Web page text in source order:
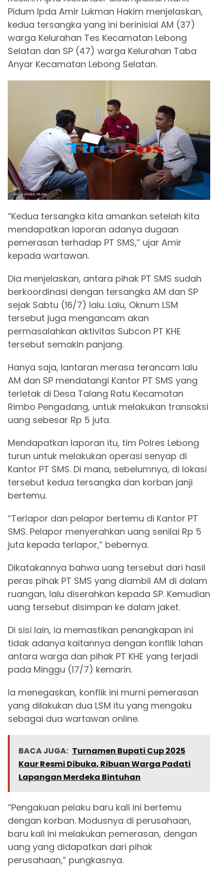
Pidum Ipda Amir Lukman Hakim menjelaskan,
kedua tersangka yang ini berinisial AM (37)
warga Kelurahan Tes Kecamatan Lebong
Selatan dan SP (47) warga Kelurahan Taba
Anyar Kecamatan Lebong Selatan.
“Kedua tersangka kita amankan setelah kita
mendapatkan laporan adanya dugaan
pemerasan terhadap PT SMS,” ujar Amir
kepada wartawan.
Dia menjelaskan, antara pihak PT SMS sudah
berkoordinasi dengan tersangka AM dan SP
sejak Sabtu (16/7) lalu. Lalu, Oknum LSM
tersebut juga mengancam akan
permasalahkan aktivitas Subcon PT KHE
tersebut semakin panjang.
Hanya saja, lantaran merasa terancam lalu
AM dan SP mendatangi Kantor PT SMS yang
terletak di Desa Talang Ratu Kecamatan
Rimbo Pengadang, untuk melakukan transaksi
uang sebesar Rp 5 juta.
Mendapatkan laporan itu, tim Polres Lebong
turun untuk melakukan operasi senyap di
Kantor PT SMS. Di mana, sebelumnya, di lokasi
tersebut kedua tersangka dan korban janji
bertemu.
“Terlapor dan pelapor bertemu di Kantor PT
SMS. Pelapor menyerahkan uang senilai Rp 5
juta kepada terlapor,” bebernya.
Dikatakannya bahwa uang tersebut dari hasil
peras pihak PT SMS yang diambil AM di dalam
ruangan, lalu diserahkan kepada SP. Kemudian
uang tersebut disimpan ke dalam jaket.
Di sisi lain, ia memastikan penangkapan ini
tidak adanya kaitannya dengan konflik lahan
antara warga dan pihak PT KHE yang terjadi
pada Minggu (17/7) kemarin.
Ia menegaskan, konflik ini murni pemerasan
yang dilakukan dua LSM itu yang mengaku
sebagai dua wartawan online.
BACA JUGA: Turnamen Bupati Cup 2025
Kaur Resmi Dibuka, Ribuan Warga Padati
Lapangan Merdeka Bintuhan
“Pengakuan pelaku baru kali ini bertemu
dengan korban. Modusnya di perusahaan,
baru kali ini melakukan pemerasan, dengan
uang yang didapatkan dari pihak
perusahaan,” pungkasnya.